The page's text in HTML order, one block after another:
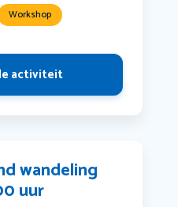
Workshop
activiteit
wandeling
uur